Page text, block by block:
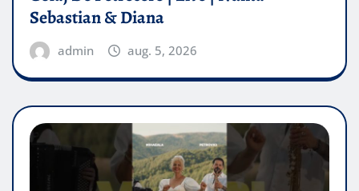
Sebastian & Diana
admin aug. 5, 2026